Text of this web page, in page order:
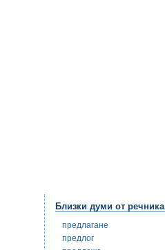
Близки думи от речника
предлагане
предлог